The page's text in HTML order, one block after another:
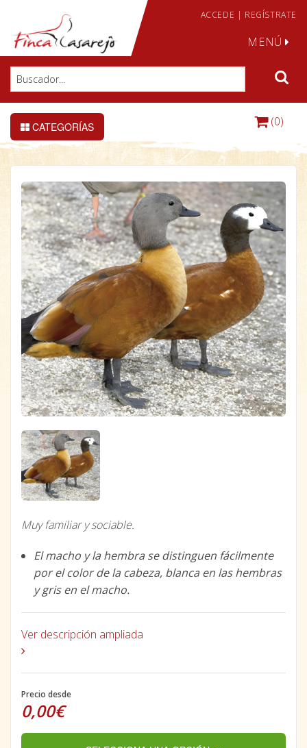
ACCEDE | REGÍSTRATE
MENÚ
CATEGORÍAS (0)
Muy familiar y sociable.
El macho y la hembra se distinguen fácilmente
por el color de la cabeza, blanca en las hembras
y gris en el macho.
Ver descripción ampliada
Precio desde
0,00€